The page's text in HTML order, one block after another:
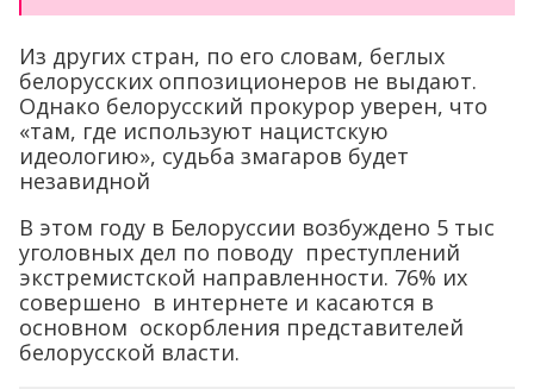
Из других стран, по его словам, беглых
белорусских оппозиционеров не выдают.
Однако белорусский прокурор уверен, что
«там, где используют нацистскую
идеологию», судьба змагаров будет
незавидной
В этом году в Белоруссии возбуждено 5 тыс
уголовных дел по поводу преступлений
экстремистской направленности. 76% их
совершено в интернете и касаются в
основном оскорбления представителей
белорусской власти.